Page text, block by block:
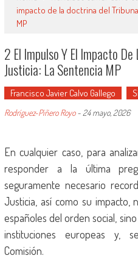
impacto de la doctrina del
MP
2 El Impulso Y El Impacto
Justicia: La Sentencia MP
Francisco Javier Calvo Gallego
Rodríguez-Piñero Royo- 24 mayo, 2026
En cualquier caso, para
responder a la última
seguramente necesario
Justicia, así como su
españoles del orden social,
instituciones europeas y,
Comisión.